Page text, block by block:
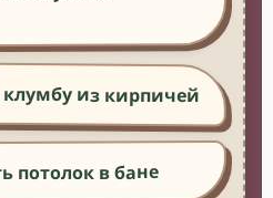
клумбу из кирпичей
потолок в бане